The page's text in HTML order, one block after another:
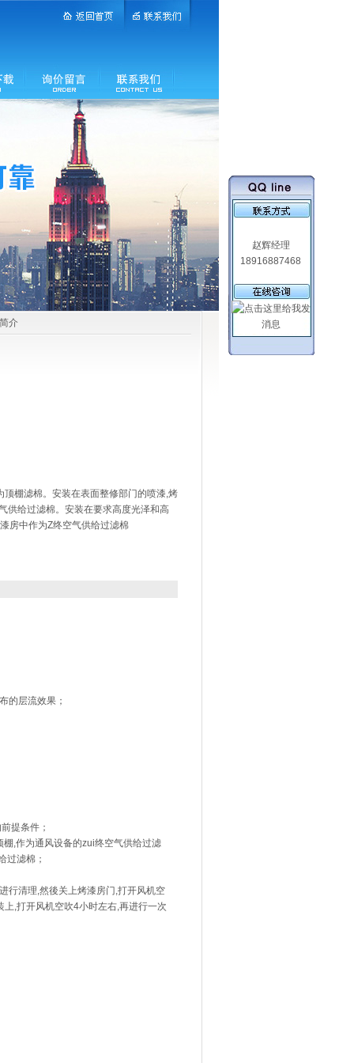
赵辉经理
18916887468
介
棚滤棉。安装在表面整修部门的喷漆,烤
供给过滤棉。安装在要求高度光泽和高
房中作为Z终空气供给过滤棉
的层流效果；
提条件；
,作为通风设备的zui终空气供给过滤
过滤棉；
行清理,然後关上烤漆房门,打开风机空
,打开风机空吹4小时左右,再进行一次